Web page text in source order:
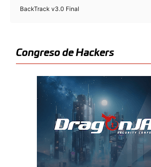
BackTrack v3.0 Final
Congreso de Hackers